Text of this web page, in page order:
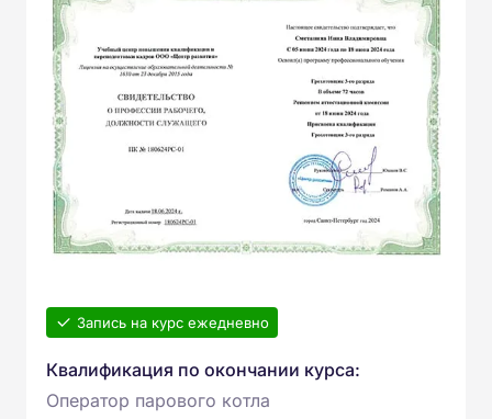
Запись на курс ежедневно
Квалификация по окончании курса:
Оператор парового котла